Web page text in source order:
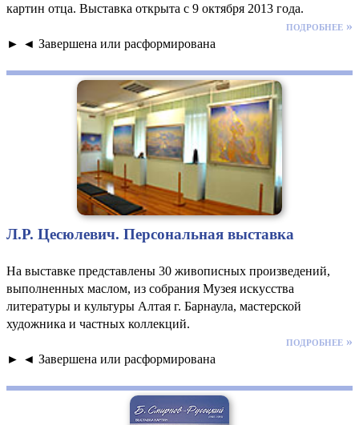
картин отца. Выставка открыта с 9 октября 2013 года.
подробнее »
► ◄ Завершена или расформирована
Л.Р. Цесюлевич. Персональная выставка
На выставке представлены 30 живописных произведений,
выполненных маслом, из собрания Музея искусства
литературы и культуры Алтая г. Барнаула, мастерской
художника и частных коллекций.
подробнее »
► ◄ Завершена или расформирована